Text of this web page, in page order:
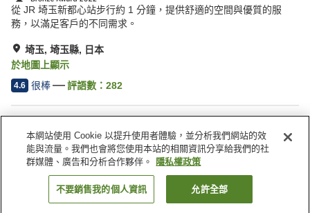
從 JR 埼玉新都心站步行約 1 分鐘，提供舒適的空間與優質的服
務，以滿足客戶的不同需求。
埼玉, 埼玉縣, 日本
於地圖上顯示
4.6 很棒 評語數： 282
無線網路
距離車站約步行 5 分鐘內
餐廳
咖啡廳
日本 埼玉縣 埼玉 埼玉新都心 JR 東日本大都會大飯店
找客房
本網站使用 Cookie 以提升使用者體驗，並分析我們網站的效
能與流量。我們也會將您使用本站的相關資訊分享給我們的社
群媒體、廣告和分析合作夥伴。
隱私權政策
不要銷售我的個人資訊 允許全部